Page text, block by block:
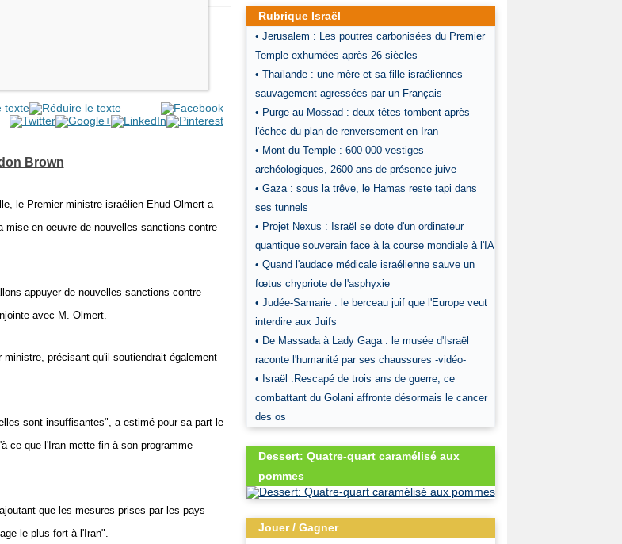
l'appui de
Brown
le Premier ministre israélien Ehud Olmert a
mise en oeuvre de nouvelles sanctions contre
appuyer de nouvelles sanctions contre
avec M. Olmert.
précisant qu'il soutiendrait également
sont insuffisantes", a estimé pour sa part le
ce que l'Iran mette fin à son programme
que les mesures prises par les pays
le plus fort à l'Iran".
Rubrique Israël
• Jerusalem : Les poutres carbonisées du Premier
Temple exhumées après 26 siècles
• Thaïlande : une mère et sa fille israéliennes
sauvagement agressées par un Français
• Purge au Mossad : deux têtes tombent après
l'échec du plan de renversement en Iran
• Mont du Temple : 600 000 vestiges
archéologiques, 2600 ans de présence juive
• Gaza : sous la trêve, le Hamas reste tapi dans
ses tunnels
• Projet Nexus : Israël se dote d'un ordinateur
quantique souverain face à la course mondiale à l'IA
• Quand l'audace médicale israélienne sauve un
fœtus chypriote de l'asphyxie
• Judée-Samarie : le berceau juif que l'Europe veut
interdire aux Juifs
• De Massada à Lady Gaga : le musée d'Israël
raconte l'humanité par ses chaussures -vidéo-
• Israël :Rescapé de trois ans de guerre, ce
combattant du Golani affronte désormais le cancer
des os
Dessert: Quatre-quart caramélisé aux
pommes
Jouer / Gagner